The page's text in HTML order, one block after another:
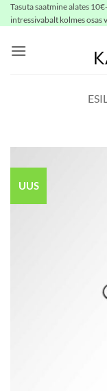
Skip
to
Tasuta saatmine alates
intressivabalt kolmes osas
UUS